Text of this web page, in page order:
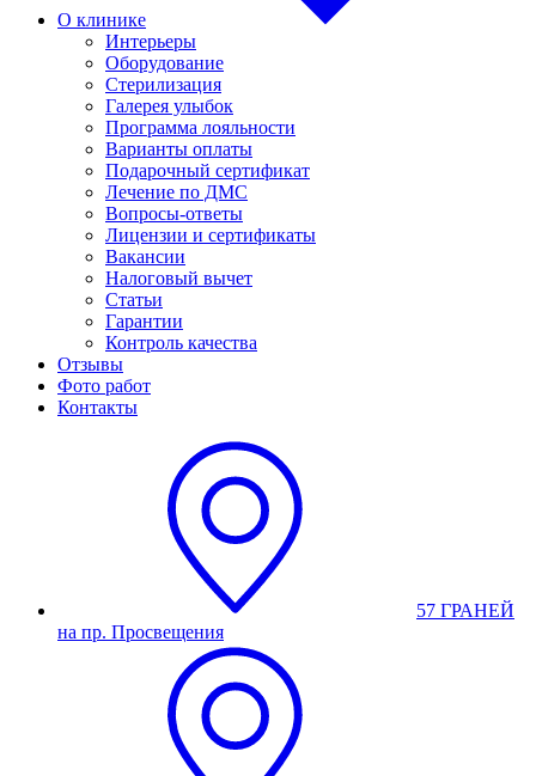
О клинике
Интерьеры
Оборудование
Стерилизация
Галерея улыбок
Программа лояльности
Варианты оплаты
Подарочный сертификат
Лечение по ДМС
Вопросы-ответы
Лицензии и сертификаты
Вакансии
Налоговый вычет
Статьи
Гарантии
Контроль качества
Отзывы
Фото работ
Контакты
57 ГРАНЕЙ
на пр. Просвещения